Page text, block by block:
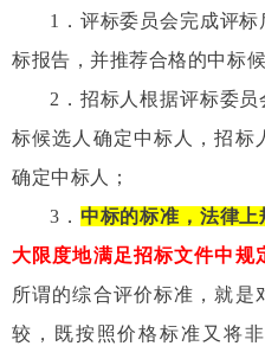
1
．评标委员会完成评
标报告，并推荐合格的中标候
2 ．招标人根据评标委
标候选人确定中标人，招标
确定中标人；
3 ． 中标的标准，法律
大限度地满足招标文件中规
所谓的综合评价标准，就是
较，既按照价格标准又将